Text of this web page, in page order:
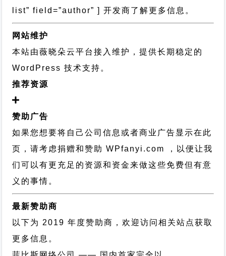
list” field=”author” ] 开发商了解更多信息。
网站维护
本站由薇晓朵云平台接入维护，提供长期稳定的
WordPress 技术支持 。
推荐资源
赞助广告
如果您想要将自己公司信息或者商业广告显示在此
页，请考虑捐赠和赞助 WPfanyi.com ，以便让我
们可以有更充足的资源和资金来做这些免费但有意
义的事情。
最新赞助商
以下为 2019 年度赞助商，欢迎访问相关站点获取
更多信息。